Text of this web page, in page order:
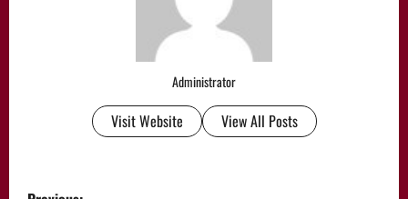
Administrator
Visit Website View All Posts